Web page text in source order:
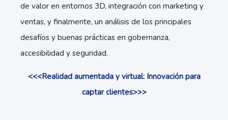
de valor en entornos 3D, integración con marketing y
ventas, y finalmente, un análisis de los principales
desafíos y buenas prácticas en gobernanza,
accesibilidad y seguridad.
<<<Realidad aumentada y virtual: Innovación para
captar clientes>>>